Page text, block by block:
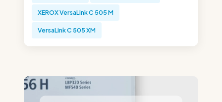
XEROX VersaLink C 505 M
VersaLink C 505 XM